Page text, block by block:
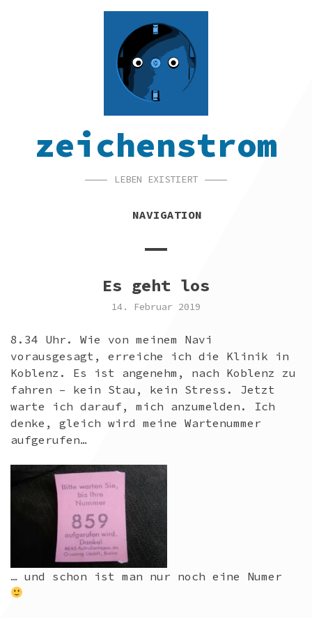
zeichenstrom
LEBEN EXISTIERT
NAVIGATION
Es geht los
14. Februar 2019
8.34 Uhr. Wie von meinem Navi
vorausgesagt, erreiche ich die Klinik in
Koblenz. Es ist angenehm, nach Koblenz zu
fahren – kein Stau, kein Stress. Jetzt
warte ich darauf, mich anzumelden. Ich
denke, gleich wird meine Wartenummer
aufgerufen…
… und schon ist man nur noch eine Numer